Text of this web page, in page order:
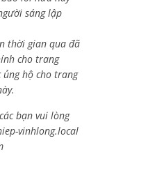
sáng lập
thời gian qua đã
cho trang
ủng hộ cho trang
bạn vui lòng
vinhlong.local